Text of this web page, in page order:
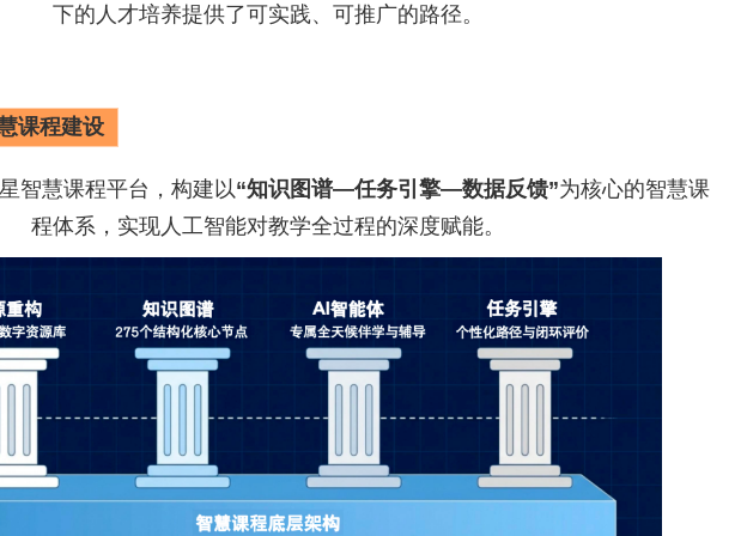
下的人才培养提供了可实践、可推广的路径。
课程建设
智慧课程平台，构建以“知识图谱—任务引擎—数据反馈”为核心的智慧课
程体系，实现人工智能对教学全过程的深度赋能。